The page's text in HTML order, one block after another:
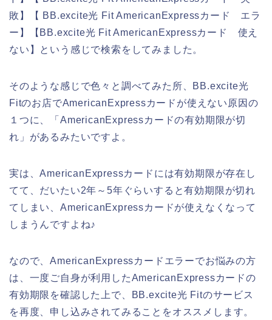
敗】【 BB.excite光 Fit AmericanExpressカード エラ
ー】【BB.excite光 Fit AmericanExpressカード 使え
ない】という感じで検索をしてみました。
そのような感じで色々と調べてみた所、BB.excite光
Fitのお店でAmericanExpressカードが使えない原因の
１つに、「AmericanExpressカードの有効期限が切
れ」があるみたいですよ。
実は、AmericanExpressカードには有効期限が存在し
てて、だいたい2年～5年ぐらいすると有効期限が切れ
てしまい、AmericanExpressカードが使えなくなって
しまうんですよね♪
なので、AmericanExpressカードエラーでお悩みの方
は、一度ご自身が利用したAmericanExpressカードの
有効期限を確認した上で、BB.excite光 Fitのサービス
を再度、申し込みされてみることをオススメします。